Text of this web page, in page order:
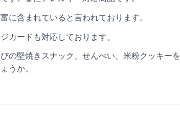
に含まれていると言われております。
カードも対応しております。
の堅焼きスナック、せんべい、米粉クッキーを
うか。